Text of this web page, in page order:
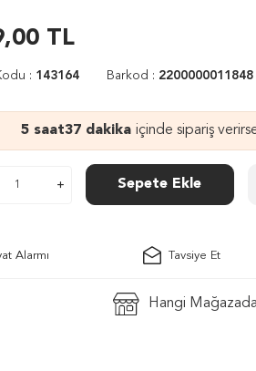
TL
: 143164 Barkod : 2200000011848
5 saat37 dakika içinde sipariş
Sepete Ekle
Alarmı Tavsiye Et
Hangi